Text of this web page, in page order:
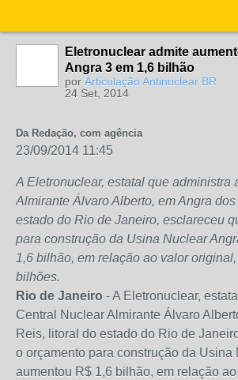
Eletronuclear admite
Angra 3 em 1,6 bilhão
por Articulação Antinuclear BR
24 Set, 2014
Da Redação, com agência
23/09/2014 11:45
A Eletronuclear, estatal que administra
Almirante Álvaro Alberto, em Angra
estado do Rio de Janeiro, esclareceu
para construção da Usina Nuclear
1,6 bilhão, em relação ao valor
bilhões.
Rio de Janeiro - A Eletronuclear,
Central Nuclear Almirante Álvaro
Reis, litoral do estado do Rio de
o orçamento para construção da Usina
aumentou R$ 1,6 bilhão, em relação